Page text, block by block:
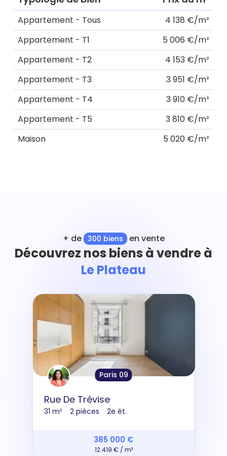
Appartement - Tous
4 138 €/m²
Appartement - T1
5 006 €/m²
Appartement - T2
4 153 €/m²
Appartement - T3
3 951 €/m²
Appartement - T4
3 910 €/m²
Appartement - T5
3 810 €/m²
Maison
5 020 €/m²
+ de 300 biens en vente
Découvrez nos biens à vendre à
Le Plateau
Paris 09
Rue De Trévise
31 m² 2 pièces 2e ét.
385 000 €
12 419 € / m²